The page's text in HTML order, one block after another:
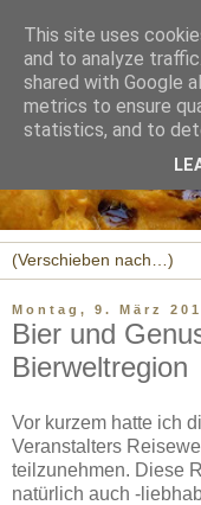
Montag, 9. März
Bier und
Bierweltregion
Vor kurzem hatte ich
Veranstalters
teilzunehmen. Diese
natürlich auch -
This site uses
and to analyze
shared with Google
metrics to ensure
statistics, and to